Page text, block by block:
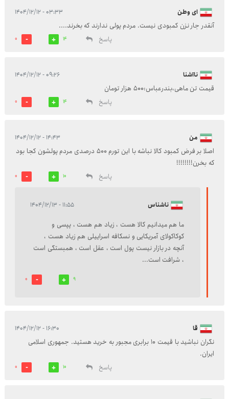
ای وطن ۰۳:۳۳ - ۱۴۰۴/۱۲/۱۲
آنقدر جار نزن کمبودی نیست. مردم پولی ندارند که بخرند....
پاسخ
14
0
ناآشنا ۰۹:۲۶ - ۱۴۰۴/۱۲/۱۲
قیمت تن ماهی،بندرعباس:۵۰۰ هزار تومان
پاسخ
14
0
من ۱۴:۴۳ - ۱۴۰۴/۱۲/۱۲
اصلا بر فرض کمبود کالا نباشه با این تورم ۵۰۰ درصدی مردم پولشون کجا بود
که بخرن!!!!!!!!
پاسخ
10
0
ناشناس ۱۱:۵۵ - ۱۴۰۴/۱۲/۱۳
ما هم میدانیم کالا هست ، زیاد هم هست ، پپسی و
کوکاکولای آمریکایی و نسکافه اسراییلی هم زیاد هست ،
آنچه در بازار نیست پول است ، عقل است ، همبستگی است
، شرافت است...
9
0
قا ۱۶:۳۰ - ۱۴۰۴/۱۲/۱۲
نگران نباشید با قیمت 10 برابری مجبور به خرید هستید. جمهوری اسلامی
ایران.
پاسخ
10
0